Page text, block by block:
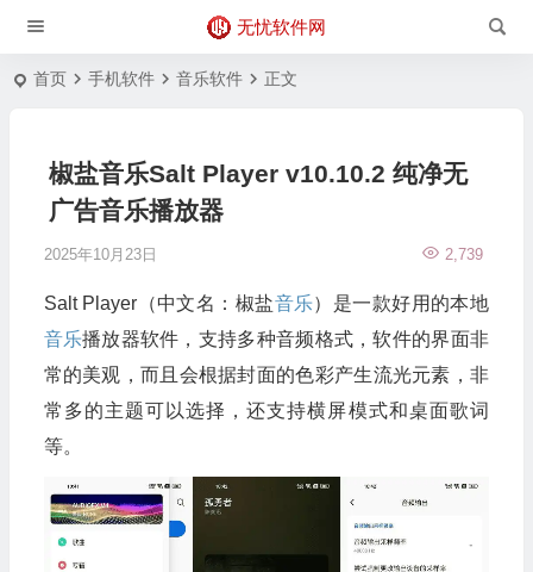
无忧软件网
首页 手机软件 音乐软件 正文
椒盐音乐Salt Player v10.10.2 纯净无
广告音乐播放器
2025年10月23日 2,739
Salt Player（中文名：椒盐音乐）是一款好用的本地
音乐播放器软件，支持多种音频格式，软件的界面非
常的美观，而且会根据封面的色彩产生流光元素，非
常多的主题可以选择，还支持横屏模式和桌面歌词
等。